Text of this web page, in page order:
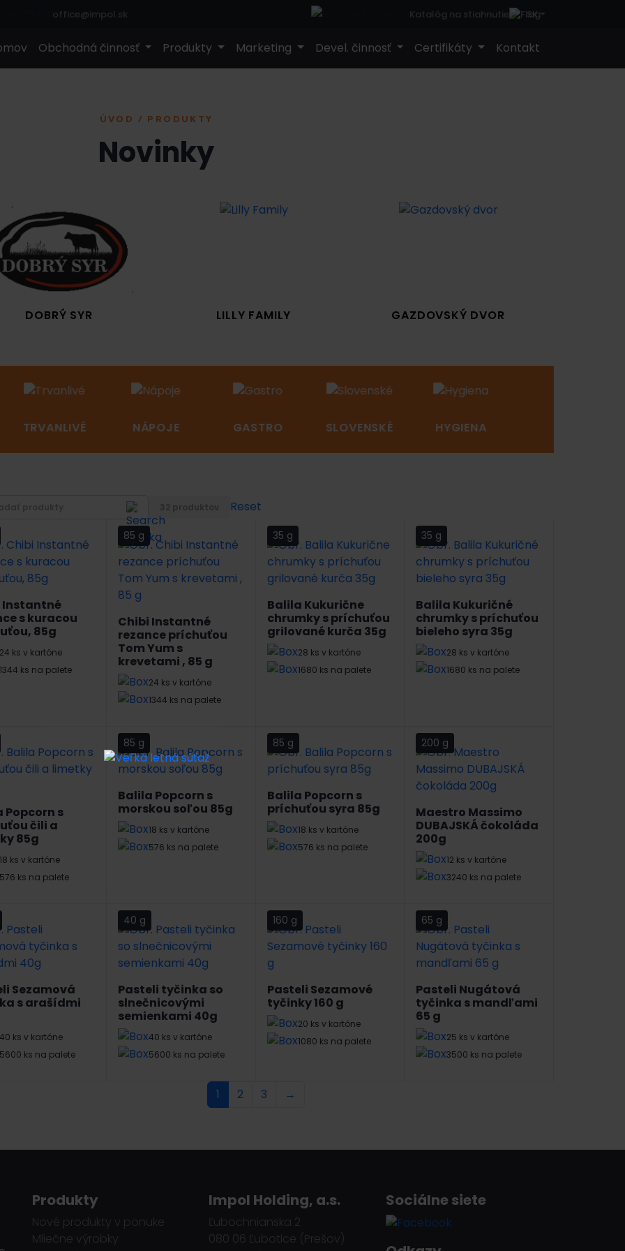
office@impol.sk Katalóg na stiahnutie SK
Obchodná činnosť Produkty Marketing Devel. činnosť Certifikáty Kontakt
ÚVOD / PRODUKTY
Novinky
DOBRÝ SYR LILLY FAMILY GAZDOVSKÝ DVOR
TRVANLIVÉ NÁPOJE GASTRO SLOVENSKÉ HYGIENA
Reset
Instantné
s kuracou
85g
24 ks v kartóne
1344 ks na palete
85 g
Chibi Instantné
rezance príchuťou
Tom Yum s
krevetami , 85 g
24 ks v kartóne
1344 ks na palete
35 g
Balila Kukurične
chrumky s príchuťou
grilované kurča 35g
28 ks v kartóne
1680 ks na palete
35 g
Balila Kukuričné
chrumky s príchuťou
bieleho syra 35g
28 ks v kartóne
1680 ks na palete
Popcorn s
čili a
85g
18 ks v kartóne
576 ks na palete
85 g
Balila Popcorn s
morskou soľou 85g
18 ks v kartóne
576 ks na palete
85 g
Balila Popcorn s
príchuťou syra 85g
18 ks v kartóne
576 ks na palete
200 g
Maestro Massimo
DUBAJSKÁ čokoláda
200g
12 ks v kartóne
3240 ks na palete
Sezamová
s arašídmi
40 ks v kartóne
5600 ks na palete
40 g
Pasteli tyčinka so
slnečnicovými
semienkami 40g
40 ks v kartóne
5600 ks na palete
160 g
Pasteli Sezamové
tyčinky 160 g
20 ks v kartóne
1080 ks na palete
65 g
Pasteli Nugátová
tyčinka s mandľami
65 g
25 ks v kartóne
3500 ks na palete
1 2 3 →
Produkty
Nové produkty v ponuke
Mliečne výrobky
Impol Holding, a.s.
Ľubochnianska 2
080 06 Ľubotice (Prešov)
Sociálne siete